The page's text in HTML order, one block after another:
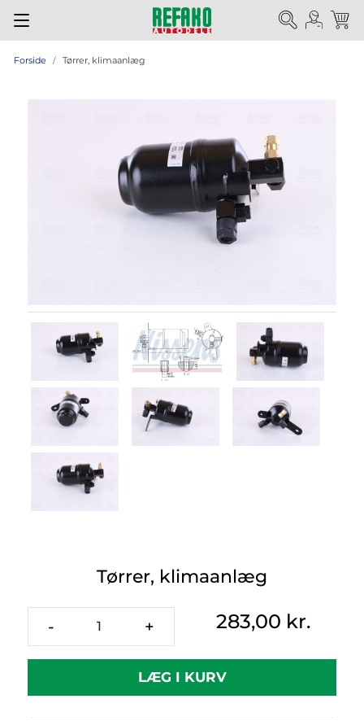
Forside Tørrer, klimaanlæg
Tørrer, klimaanlæg
- + 283,00 kr.
LÆG I KURV